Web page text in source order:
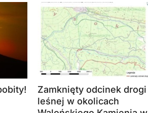
Zamknięty odcinek drogi
leśnej w okolicach